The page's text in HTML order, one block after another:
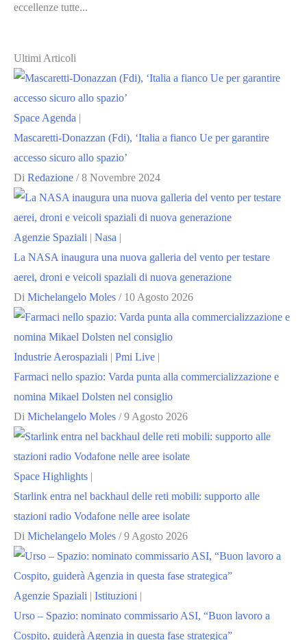
eccellenze tutte...
Ultimi Articoli
Space Agenda |
Mascaretti-Donazzan (Fdi), ‘Italia a fianco Ue per garantire
accesso sicuro allo spazio’
Di Redazione /8 Novembre 2024
Agenzie Spaziali | Nasa |
La NASA inaugura una nuova galleria del vento per testare
aerei, droni e veicoli spaziali di nuova generazione
Di Michelangelo Moles / 10 Agosto 2026
Industrie Aerospaziali | Pmi Live |
Farmaci nello spazio: Varda punta alla commercializzazione e
nomina Mikael Dolsten nel consiglio
Di Michelangelo Moles /9 Agosto 2026
Space Highlights |
Starlink entra nel backhaul delle reti mobili: supporto alle
stazioni radio Vodafone nelle aree isolate
Di Michelangelo Moles /9 Agosto 2026
Agenzie Spaziali | Istituzioni |
Urso – Spazio: nominato commissario ASI, “Buon lavoro a
Cospito, guiderà Agenzia in questa fase strategica”